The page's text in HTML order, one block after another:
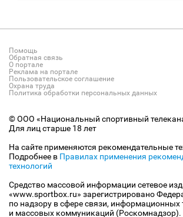
Помощь
Обратная связь
О портале
Реклама на портале
Пользовательское соглашение
Охрана труда
Политика обработки персональных данных
© ООО «Национальный спортивный
Для лиц старше 18 лет
На сайте применяются рекомендательные
Подробнее в Правилах применения
технологий
Средство массовой информации сетевое
«www.sportbox.ru» зарегистрировано
по надзору в сфере связи, информационных
и массовых коммуникаций (Роскомнадзор).